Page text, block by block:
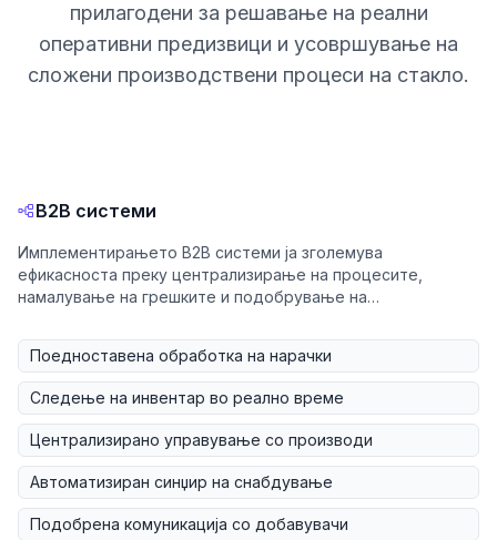
прилагодени за решавање на реални
оперативни предизвици и усовршување на
сложени производствени процеси на стакло.
B2B системи
Имплементирањето B2B системи ја зголемува
ефикасноста преку централизирање на процесите,
намалување на грешките и подобрување на
Поедноставена обработка на нарачки
Следење на инвентар во реално време
Централизирано управување со производи
Автоматизиран синџир на снабдување
Подобрена комуникација со добавувачи